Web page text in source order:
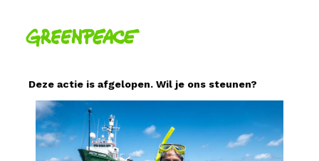
Deze actie is afgelopen. Wil je ons steunen?